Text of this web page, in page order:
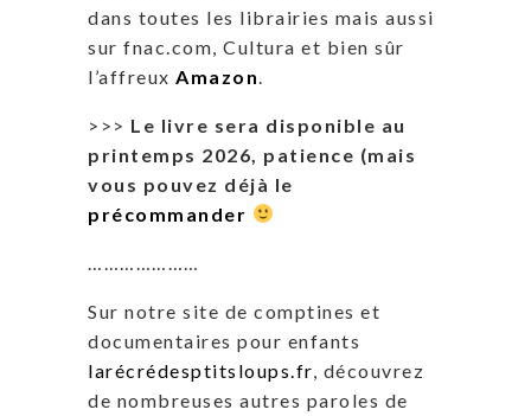
dans toutes les librairies mais aussi
sur fnac.com, Cultura et bien sûr
l’affreux Amazon
>>> Le livre sera disponible au
printemps 2026, patience (mais
vous pouvez déjà le
précommander
Sur notre site de comptines et
documentaires pour enfants
larécrédesptitsloups.fr , découvrez
de nombreuses autres paroles de